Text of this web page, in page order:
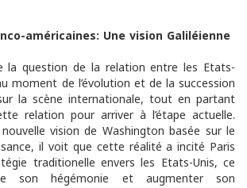
américaines: Une vision Galiléienne
la question de la relation entre les Etats-
moment de l’évolution et de la succession
la scène internationale, tout en partant
relation pour arriver à l’étape actuelle.
vision de Washington basée sur le
il voit que cette réalité a incité Paris
traditionelle envers les Etats-Unis, ce
son hégémonie et augmenter son